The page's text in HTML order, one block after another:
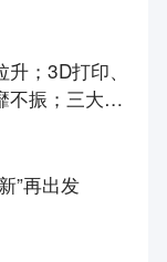
；3D打印、
不振；三大指
”再出发